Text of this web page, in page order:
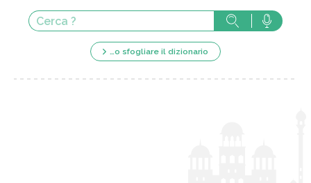
…o sfogliare il dizionario